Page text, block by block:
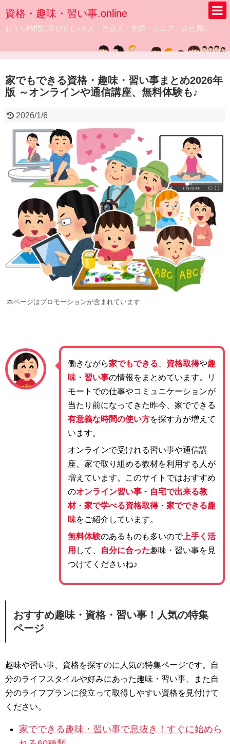
資格・趣味・習い事.online
おうち時間に学び直し♪大人・社会人・主婦・シニア・会社員に
家でもできる資格・趣味・習い事まとめ2026年
版 ～オンラインや通信講座、無料体験も♪
2026/1/6
本ページはプロモーションが含まれています
働きながら家でもできる 資格取得や趣
味 ・ 習い事の情報をまとめています。リ
モートでの仕事やコミュニケーションが
当たり前になってきた昨今、家でできる
有意義な時間の使い方を探す方が増えて
います。
オンラインで受けれる習い事や通信講
座、家で取り組める教材を利用する人が
増えています。このサイトではおすすめ
のオンライン習い事 ・ 自宅で出来る教
材・ 家で学べる資格取得・ 家でできる趣
味をご紹介しています。
無料体験のあるものも多いので上手く活
用 して、 自分に合った趣味・習い事を見
つけてくださいね♪
おすすめ趣味・資格・習い事！人気の特集
ページ
趣味や習い事、資格を探すのに人気の特集ページです。自
分のライフスタイルや好みにあった趣味・習い事、また自
分のライフプランに役立って取得しやすい資格を見付けて
ください。
家でできる趣味・習い事で息抜き！すぐに始めら